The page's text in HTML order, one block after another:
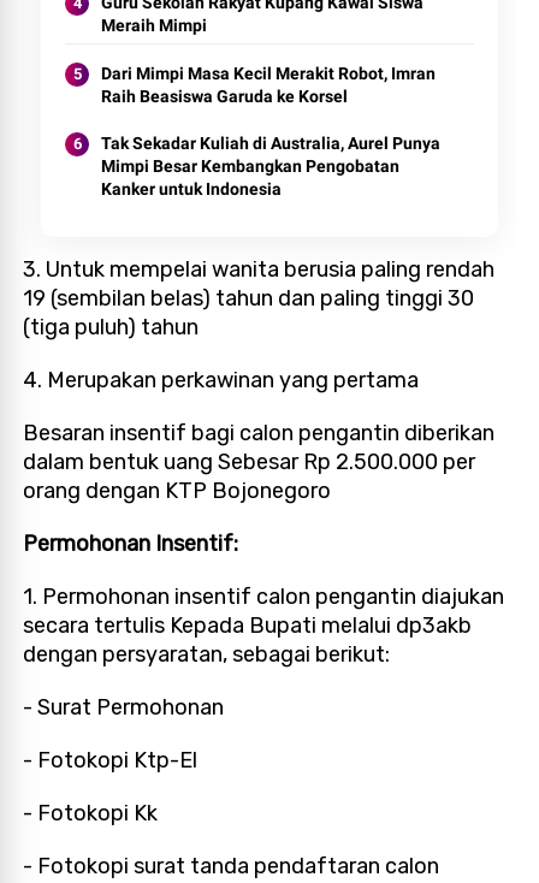
Meraih Mimpi
Dari Mimpi Masa Kecil Merakit Robot, Imran
Raih Beasiswa Garuda ke Korsel
Tak Sekadar Kuliah di Australia, Aurel Punya
Mimpi Besar Kembangkan Pengobatan
Kanker untuk Indonesia
3. Untuk mempelai wanita berusia paling rendah
19 (sembilan belas) tahun dan paling tinggi 30
(tiga puluh) tahun
4. Merupakan perkawinan yang pertama
Besaran insentif bagi calon pengantin diberikan
dalam bentuk uang Sebesar Rp 2.500.000 per
orang dengan KTP Bojonegoro
Permohonan Insentif:
1. Permohonan insentif calon pengantin diajukan
secara tertulis Kepada Bupati melalui dp3akb
dengan persyaratan, sebagai berikut:
- Surat Permohonan
- Fotokopi Ktp-El
- Fotokopi Kk
- Fotokopi surat tanda pendaftaran calon